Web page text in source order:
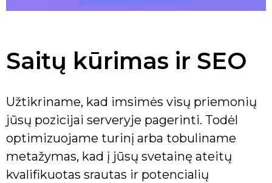
Saitų kūrimas ir SEO
Užtikriname, kad imsimės visų priemonių
jūsų pozicijai serveryje pagerinti. Todėl
optimizuojame turinį arba tobuliname
metažymas, kad į jūsų svetainę ateitų
kvalifikuotas srautas ir potencialių